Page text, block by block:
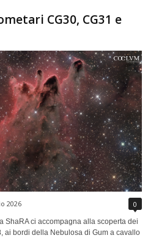
CG30, CG31 e
2026 0
ShaRA ci accompagna alla scoperta dei
ai bordi della Nebulosa di Gum a cavallo